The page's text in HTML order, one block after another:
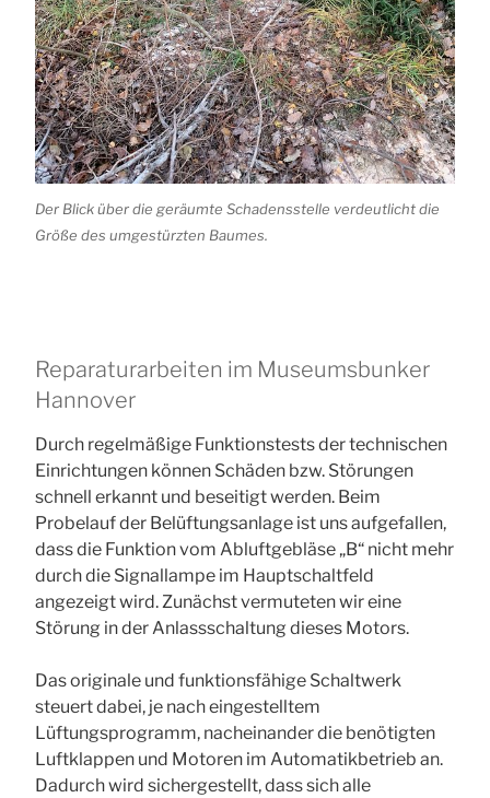
Der Blick über die geräumte Schadensstelle verdeutlicht die
Größe des umgestürzten Baumes.
Reparaturarbeiten im Museumsbunker
Hannover
Durch regelmäßige Funktionstests der technischen
Einrichtungen können Schäden bzw. Störungen
schnell erkannt und beseitigt werden. Beim
Probelauf der Belüftungsanlage ist uns aufgefallen,
dass die Funktion vom Abluftgebläse „B“ nicht mehr
durch die Signallampe im Hauptschaltfeld
angezeigt wird. Zunächst vermuteten wir eine
Störung in der Anlassschaltung dieses Motors.
Das originale und funktionsfähige Schaltwerk
steuert dabei, je nach eingestelltem
Lüftungsprogramm, nacheinander die benötigten
Luftklappen und Motoren im Automatikbetrieb an.
Dadurch wird sichergestellt, dass sich alle